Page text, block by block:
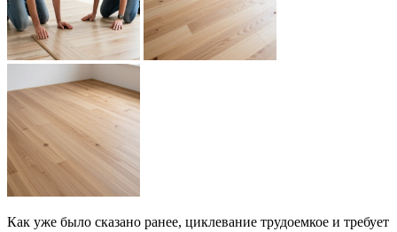
Как уже было сказано ранее, циклевание трудоемкое и требует